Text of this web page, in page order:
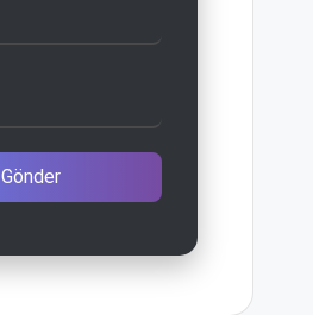
Gönder